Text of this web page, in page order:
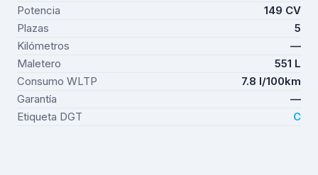
Potencia
149 CV
Plazas
5
Kilómetros
—
Maletero
551 L
Consumo WLTP
7.8 l/100km
Garantía
—
Etiqueta DGT
C